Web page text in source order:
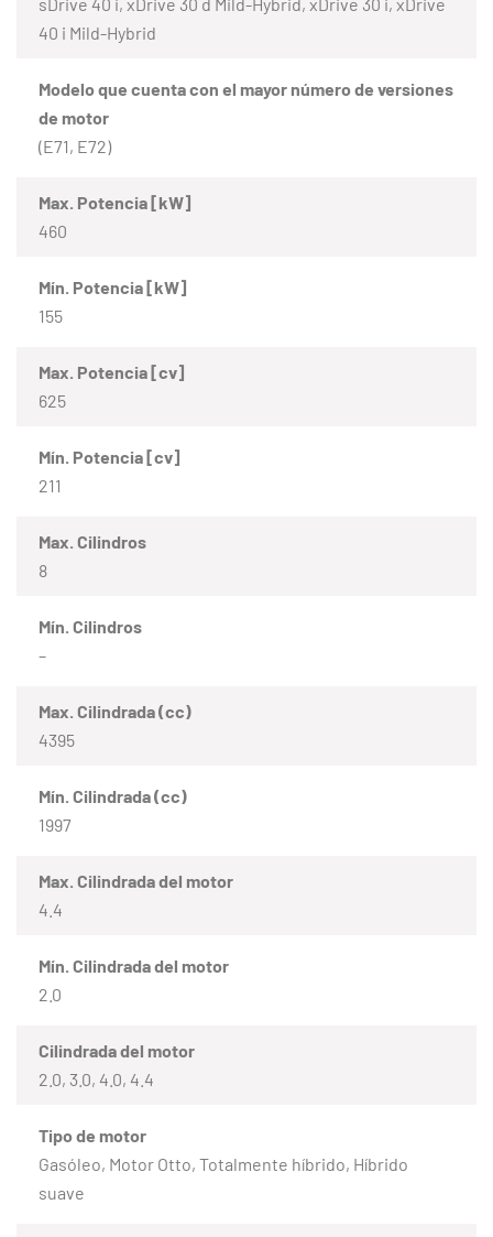
40 i Mild-Hybrid
Modelo que cuenta con el mayor número de versiones
de motor
(E71, E72)
Max. Potencia [kW]
460
Mín. Potencia [kW]
155
Max. Potencia [cv]
625
Mín. Potencia [cv]
211
Max. Cilindros
8
Mín. Cilindros
–
Max. Cilindrada (cc)
4395
Mín. Cilindrada (cc)
1997
Max. Cilindrada del motor
4.4
Mín. Cilindrada del motor
2.0
Cilindrada del motor
2.0, 3.0, 4.0, 4.4
Tipo de motor
Gasóleo, Motor Otto, Totalmente híbrido, Híbrido
suave